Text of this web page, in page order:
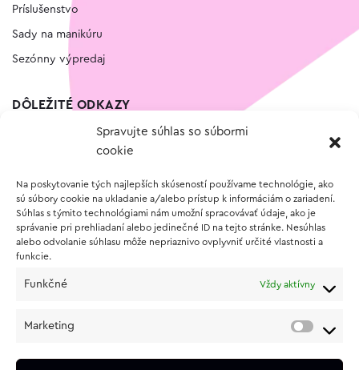
Spravujte súhlas so súbormi
cookie
Na poskytovanie tých najlepších skúseností používame technológie, ako
sú súbory cookie na ukladanie a/alebo prístup k informáciám o zariadení.
Súhlas s týmito technológiami nám umožní spracovávať údaje, ako je
správanie pri prehliadaní alebo jedinečné ID na tejto stránke. Nesúhlas
alebo odvolanie súhlasu môže nepriaznivo ovplyvniť určité vlastnosti a
funkcie.
Funkčné Vždy aktívny
Marketing
Príslušenstvo
Sady na manikúru
Sezónny výpredaj
DÔLEŽITÉ ODKAZY
Vernostný program
O NÁKUPE
Vrátenie a reklamácia tovaru